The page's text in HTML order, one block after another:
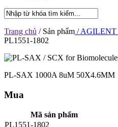
Trang chủ / Sản phẩm / AGILENT
PL1551-1802
PL-SAX 1000A 8uM 50X4.6MM
Mua
Mã sản phẩm
PL1551-1802